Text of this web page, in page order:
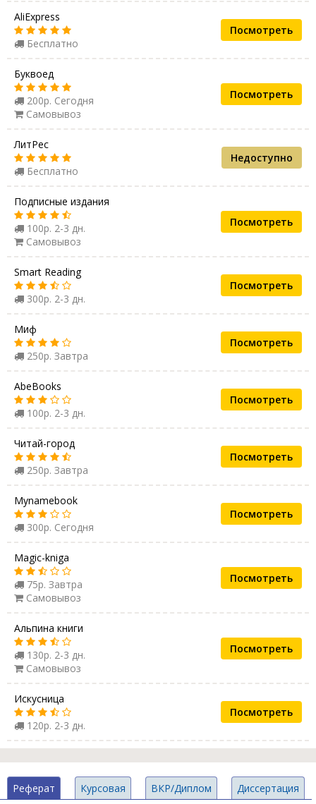
AliExpress
Бесплатно
Посмотреть
Буквоед
200р. Сегодня
Самовывоз
Посмотреть
ЛитРес
Бесплатно
Недоступно
Подписные издания
100р. 2-3 дн.
Самовывоз
Посмотреть
Smart Reading
300р. 2-3 дн.
Посмотреть
Миф
250р. Завтра
Посмотреть
AbeBooks
100р. 2-3 дн.
Посмотреть
Читай-город
250р. Завтра
Посмотреть
Mynamebook
300р. Сегодня
Посмотреть
Magic-kniga
75р. Завтра
Самовывоз
Посмотреть
Альпина книги
130р. 2-3 дн.
Самовывоз
Посмотреть
Искусница
120р. 2-3 дн.
Посмотреть
Реферат Курсовая ВКР/Диплом Диссертация